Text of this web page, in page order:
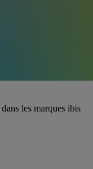
dans les marques ibis